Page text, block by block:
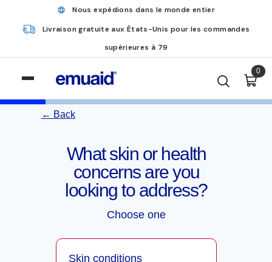
Nous expédions dans le monde entier
Livraison gratuite aux États-Unis pour les commandes
supérieures à 79
0